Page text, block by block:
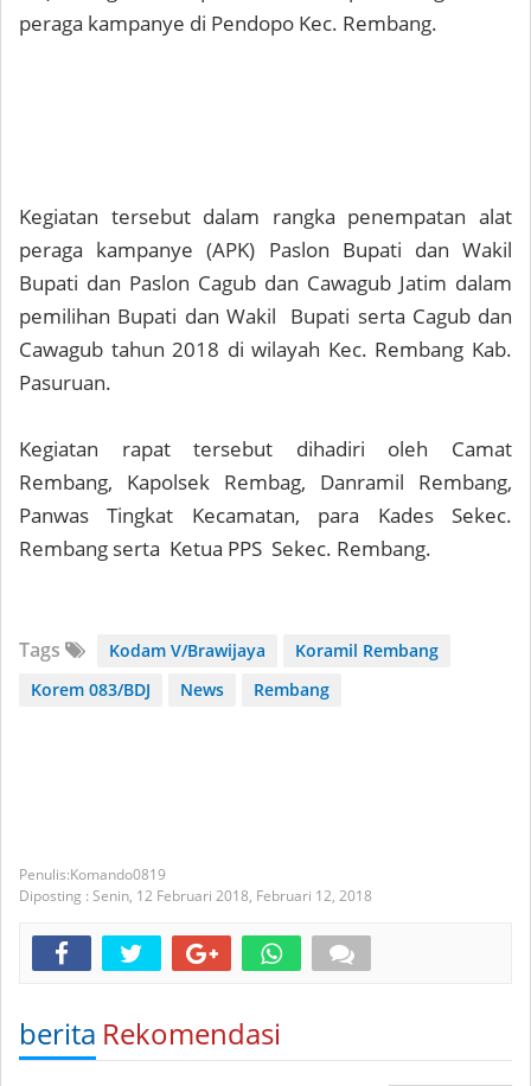
peraga kampanye di Pendopo Kec. Rembang.
Kegiatan tersebut dalam rangka penempatan alat
peraga kampanye (APK) Paslon Bupati dan Wakil
Bupati dan Paslon Cagub dan Cawagub Jatim dalam
pemilihan Bupati dan Wakil Bupati serta Cagub dan
Cawagub tahun 2018 di wilayah Kec. Rembang Kab.
Pasuruan.
Kegiatan rapat tersebut dihadiri oleh Camat
Rembang, Kapolsek Rembag, Danramil Rembang,
Panwas Tingkat Kecamatan, para Kades Sekec.
Rembang serta Ketua PPS Sekec. Rembang.
Tags Kodam V/Brawijaya
Koramil Rembang
Korem 083/BDJ
News Rembang
Komando0819
Diposting : Senin, 12 Februari 2018, Februari 12, 2018
berita Rekomendasi